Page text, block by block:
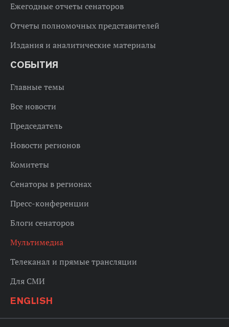
Ежегодные отчеты сенаторов
Отчеты полномочных представителей
Издания и аналитические материалы
СОБЫТИЯ
Главные темы
Все новости
Председатель
Новости регионов
Комитеты
Сенаторы в регионах
Пресс-конференции
Блоги сенаторов
Мультимедиа
Телеканал и прямые трансляции
Для СМИ
ENGLISH